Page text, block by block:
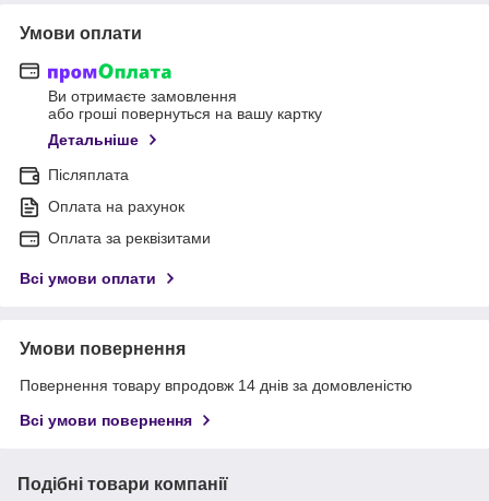
Умови оплати
Ви отримаєте замовлення
або гроші повернуться на вашу картку
Детальніше
Післяплата
Оплата на рахунок
Оплата за реквізитами
Всі умови оплати
Умови повернення
Повернення товару впродовж 14 днів за домовленістю
Всі умови повернення
Подібні товари компанії